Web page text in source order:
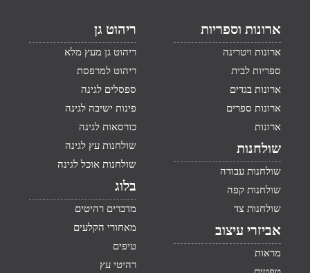
ארונות וספריות
ארונות ויטרינה
ספריות לבית
ארונות בגדים
ארונות ספרים
ארונות
שולחנות
שולחנות עבודה
שולחנות קפה
שולחנות צד
אביזרי עיצוב
מראות
ריהוט גן
ריהוט גן מעץ מלא
ריהוט למרפסת
ספסלים לגינה
פינות ישיבה לגינה
כורסאות לגינה
שולחנות עץ לגינה
שולחנות אוכל לגינה
בלוג
מדברים רהיטים
מאחורי הקלעים
טיפים
רהיטי עץ